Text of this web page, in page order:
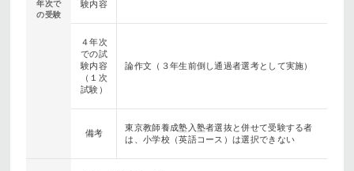
年次で
の受験
験内容
４年次
での試
験内容
（１次
試験）
論作文（３年生前倒し通過者選考として実施）
備考
東京教師養成塾入塾者選抜と併せて受験する者
は、小学校（英語コース）は選択できない